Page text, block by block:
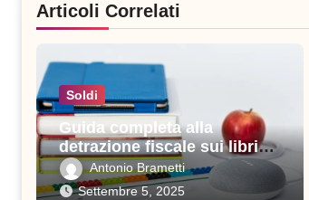
Articoli Correlati
Soldi
Guida completa alla
detrazione fiscale sui libri
scolastici: tutto quello che
devi sapere
Antonio Brametti
Settembre 5, 2025